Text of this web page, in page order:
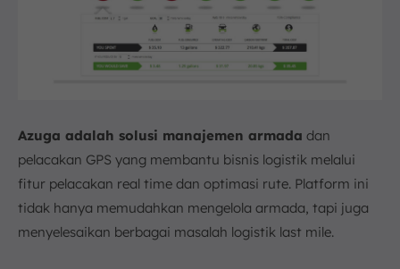
Azuga adalah solusi manajemen armada dan
pelacakan GPS yang membantu bisnis logistik melalui
fitur pelacakan real time dan optimasi rute. Platform ini
tidak hanya memudahkan mengelola armada, tapi juga
menyelesaikan berbagai masalah logistik last mile.